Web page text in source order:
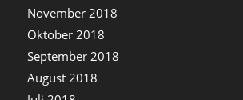
November 2018
Oktober 2018
September 2018
August 2018